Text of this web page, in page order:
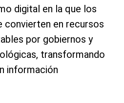
digital en la que los
convierten en recursos
por gobiernos y
transformando
información